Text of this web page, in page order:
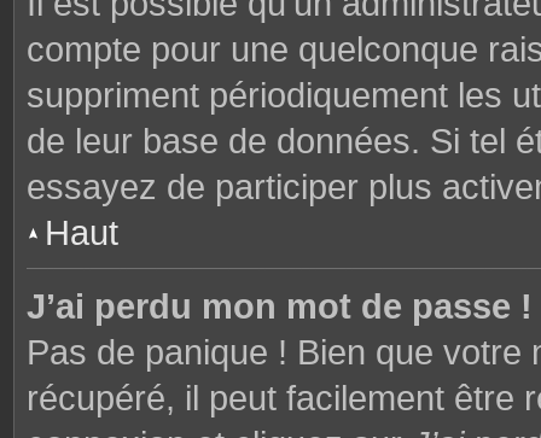
compte pour une quelconque
suppriment périodiquement les
de leur base de données. Si tel
essayez de participer plus
Haut
J’ai perdu mon mot de passe !
Pas de panique ! Bien que
récupéré, il peut facilement être